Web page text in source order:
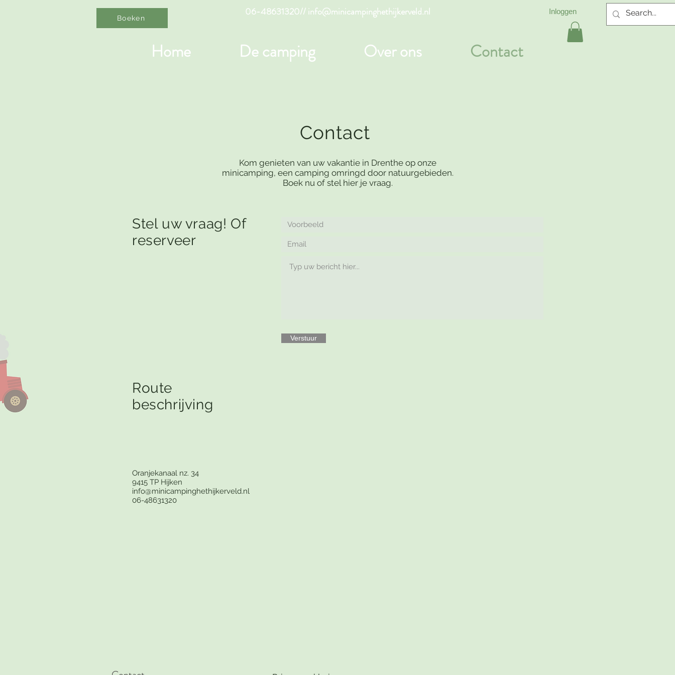
Boeken 06-48631320//info@minicampinghethijkerveld.nl Inloggen
Home De camping Over ons Contact
Contact
Kom genieten van uw vakantie in Drenthe op onze
minicamping, een camping omringd door natuurgebieden.
Boek nu of stel hier je vraag.
Stel uw vraag! Of
reserveer
Verstuur
Route
beschrijving
Oranjekanaal nz. 34
9415 TP Hijken
info@minicampinghethijkerveld.nl
06-48631320